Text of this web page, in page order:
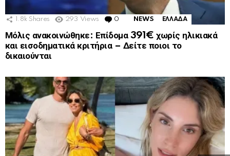
1.8k Shares 293 Views 0 Comments
NEWS ΕΛΛΑΔΑ
Μόλις ανακοινώθηκε: Επίδομα 391€ χωρίς ηλικιακά
και εισοδηματικά κριτήρια – Δείτε ποιοι το
δικαιούνται